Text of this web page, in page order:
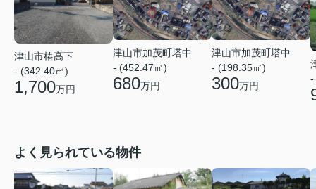
津山市椿高下
- (342.40㎡)
1,700万円
津山市加茂町塔中
- (452.47㎡)
680万円
津山市加茂町塔中
- (198.35㎡)
300万円
-
よく見られている物件